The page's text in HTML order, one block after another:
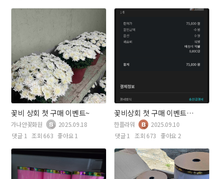
꽃비 상회 첫 구매 이벤트~
가나안꽃화원
2025.09.18
댓글 1
조회 663 좋아요 1
꽃비상회 첫 구매 이벤트 참여
한플라워
2025.09.10
댓글 1
조회 673 좋아요 2